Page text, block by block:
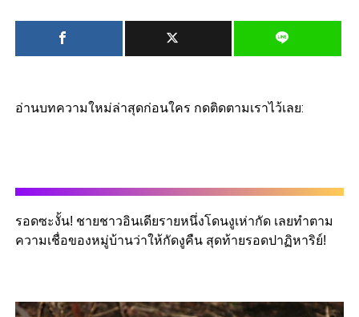
อ่านบทความใหม่ล่าสุดก่อนใคร กดติดตามเราไว้เลย:
รอดซะงั้น! ชายชาวอินเดียรายหนึ่งโดนงูเห่ากัด เลยทำตาม
ความเชื่อของหมู่บ้านว่าให้กัดงูคืน สุดท้ายรอดปาฏิหาริย์!